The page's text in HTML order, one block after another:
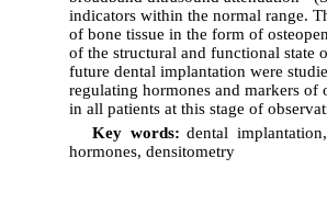
indicators within the normal range.
of bone tissue in the form of
of the structural and functional state
future dental implantation were
regulating hormones and markers of
in all patients at this stage of
Key words:dental implantation,
hormones, densitometry